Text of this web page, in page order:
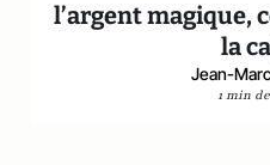
l’argent magique,
la
Jean-
1 min